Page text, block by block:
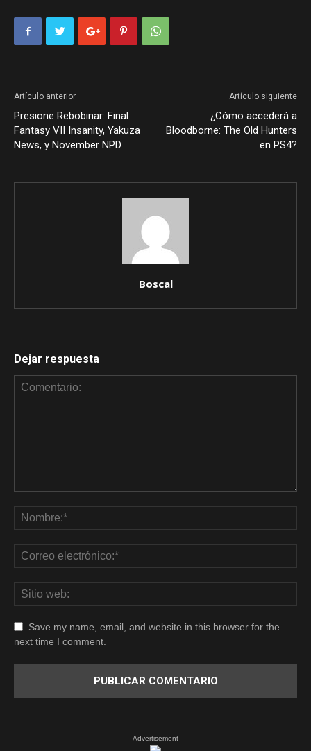
Artículo anterior
Presione Rebobinar: Final
Fantasy VII Insanity, Yakuza
News, y November NPD
Artículo siguiente
¿Cómo accederá a
Bloodborne: The Old Hunters
en PS4?
Boscal
Dejar respuesta
Save my name, email, and website in this browser for the
next time I comment.
- Advertisement -